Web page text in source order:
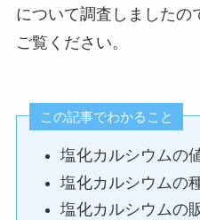
について調査しましたの
ご覧ください。
この記事でわかること
塩化カルシウムの
塩化カルシウムの
塩化カルシウムの